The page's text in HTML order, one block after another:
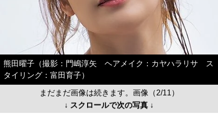
熊田曜子（撮影：門嶋淳矢 ヘアメイク：カヤハラリサ ス
タイリング：富田育子）
まだまだ画像は続きます。画像（2/11）
↓ スクロールで次の写真 ↓